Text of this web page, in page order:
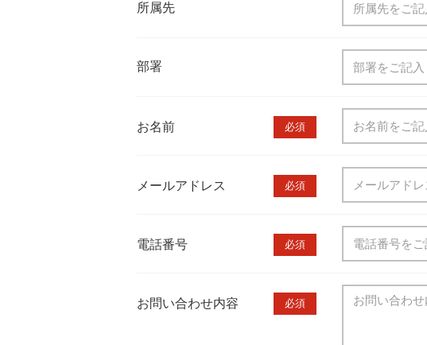
所属先
部署
お名前 必須
メールアドレス 必須
電話番号 必須
お問い合わせ内容 必須